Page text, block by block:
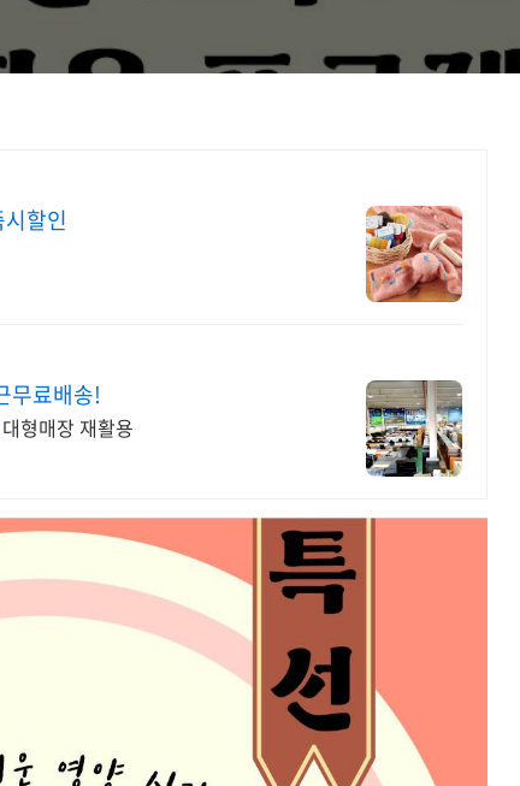
할인
무료배송!
형매장 재활용